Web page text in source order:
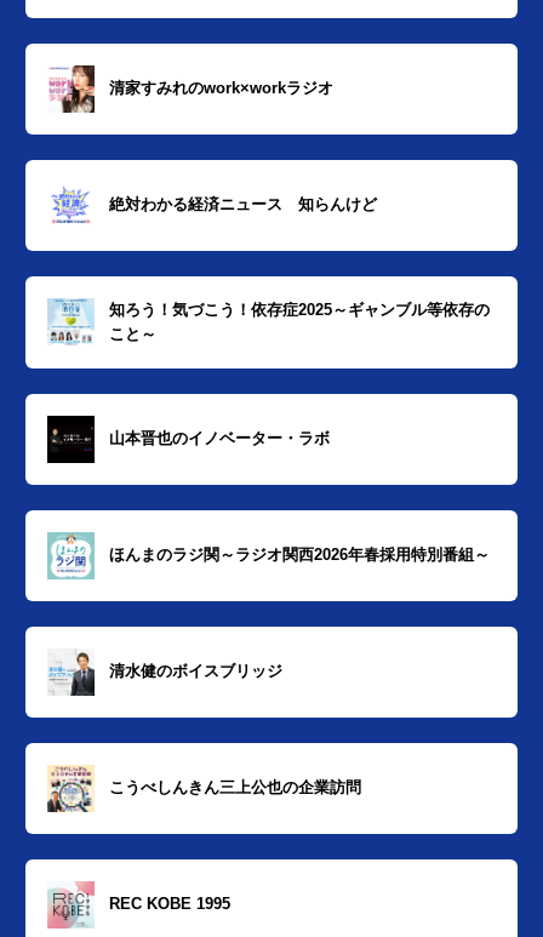
清家すみれのwork×workラジオ
絶対わかる経済ニュース 知らんけど
知ろう！気づこう！依存症2025～ギャンブル等依存の
こと～
山本晋也のイノベーター・ラボ
ほんまのラジ関～ラジオ関西2026年春採用特別番組～
清水健のボイスブリッジ
こうべしんきん三上公也の企業訪問
REC KOBE 1995